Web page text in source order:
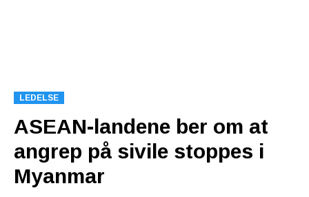
LEDELSE
ASEAN-landene ber om at
angrep på sivile stoppes i
Myanmar